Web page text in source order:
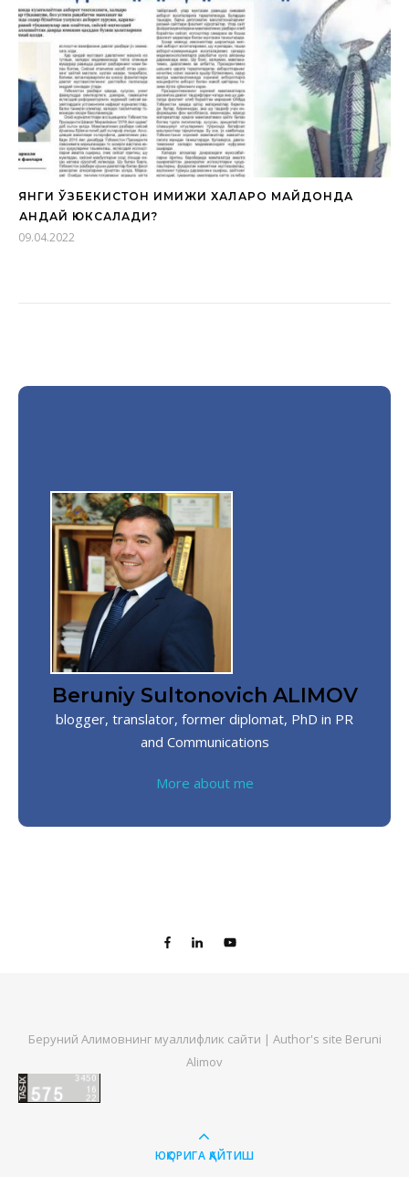
ЯНГИ ЎЗБЕКИСТОН ИМИЖИ ХАЛҚАРО МАЙДОНДА
ҚАНДАЙ ЮКСАЛАДИ?
09.04.2022
Beruniy Sultonovich ALIMOV
blogger, translator, former diplomat, PhD in PR
and Communications
More about me
Беруний Алимовнинг муаллифлик сайти | Author's site Beruni
Alimov
ЮҚОРИГА ҚАЙТИШ